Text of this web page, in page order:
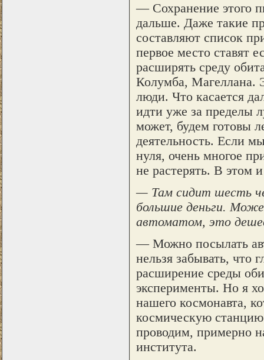
— Сохранение этого
дальше. Даже такие
составляют список
первое место ставят
расширять среду
Колумба, Магеллана.
люди. Что касается
идти уже за пределы
может, будем готовы
деятельность. Если
нуля, очень многое
не растерять. В этом
— Там сидит шесть
большие деньги.
автоматом, это
— Можно посылать
нельзя забывать, что
расширение среды
эксперименты. Но я
нашего космонавта,
космическую
проводим, примерно
института.